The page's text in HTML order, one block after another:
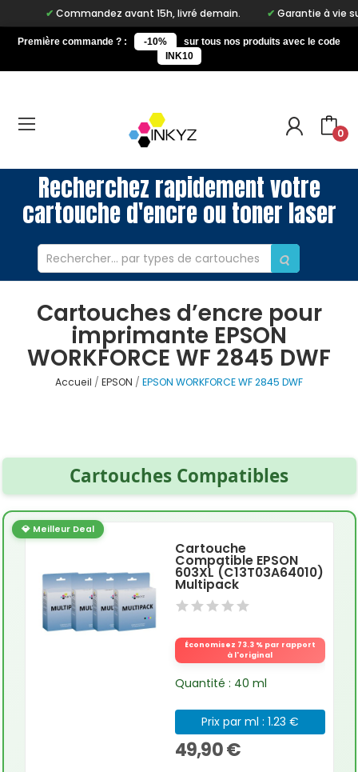
Commandez avant 15h, livré demain. Garantie à vie sur
Première commande ? : -10%
sur tous nos produits avec le code
INK10
0
Recherchez rapidement votre
cartouche d'encre ou toner laser
Cartouches d’encre pour
imprimante EPSON
WORKFORCE WF 2845 DWF
Accueil EPSON EPSON WORKFORCE WF 2845 DWF
Cartouches Compatibles
💎 Meilleur Deal
Cartouche
Compatible EPSON
603XL (C13T03A64010)
Multipack
Économisez 73.3 % par rapport
à l'original
Quantité : 40 ml
Prix par ml : 1.23 €
49,90 €